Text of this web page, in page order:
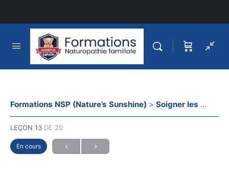
Formations NSP (Nature’s Sunshine) Soigner les poules naturellement | Mélanie Larochelle
LEÇON 13 DE 20
En cours